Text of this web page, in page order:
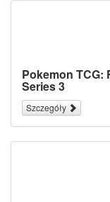
Pokemon TCG:
Series 3
Szczegóły